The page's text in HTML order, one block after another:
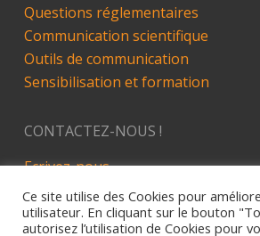
Questions réglementaires
Communication scientifique
Outils de communication
Sensibilisation et formation
CONTACTEZ-NOUS !
Ecrivez-nous
LinkedIn
Ce site utilise des Cookies pour
utilisateur. En cliquant sur le bouton
autorisez l’utilisation de Cookies pour